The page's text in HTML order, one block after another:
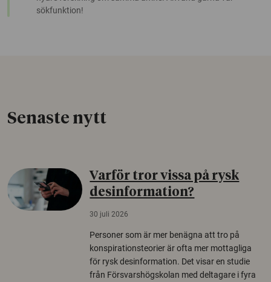
sökfunktion!
Senaste nytt
Varför tror vissa på rysk
desinformation?
30 juli 2026
Personer som är mer benägna att tro på
konspirationsteorier är ofta mer mottagliga
för rysk desinformation. Det visar en studie
från Försvarshögskolan med deltagare i fyra